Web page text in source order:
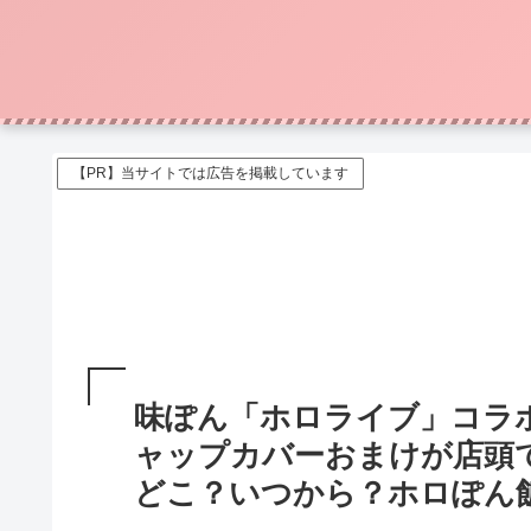
【PR】当サイトでは広告を掲載しています
味ぽん「ホロライブ」コラ
ャップカバーおまけが店
どこ？いつから？ホロぽん